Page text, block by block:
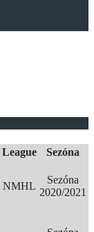
League
Sezóna
NMHL
Sezóna
2020/2021